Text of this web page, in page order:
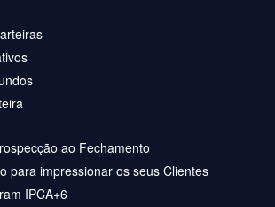
ao Fechamento
para impressionar os seus Clientes
IPCA+6